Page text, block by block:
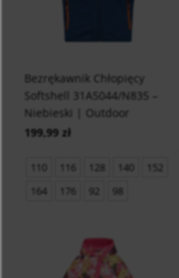
Bezrękawnik Chłopięcy
Softshell 31A5044/N835 –
Niebieski | Outdoor
199,99 zł
110 116 128 140
152
164
176 92 98